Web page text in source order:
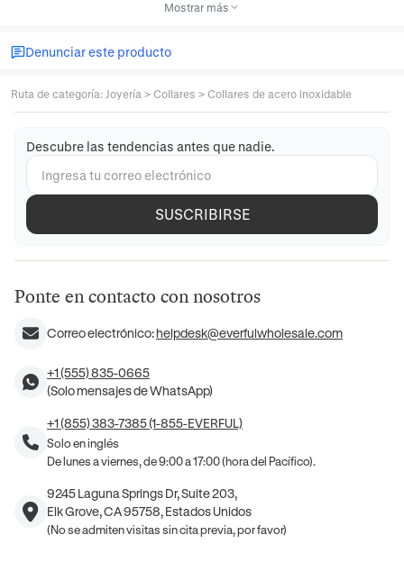
Mostrar más
Denunciar este producto
Ruta de categoría: Joyería > Collares > Collares de acero inoxidable
Descubre las tendencias antes que nadie.
SUSCRIBIRSE
Ponte en contacto con nosotros
Correo electrónico:helpdesk@everfulwholesale.com
+1 (555) 835-0665
(Solo mensajes de WhatsApp)
+1 (855) 383-7385 (1-855-EVERFUL)
Solo en inglés
De lunes a viernes, de 9:00 a 17:00 (hora del Pacífico).
9245 Laguna Springs Dr, Suite 203,
Elk Grove, CA 95758, Estados Unidos
(No se admiten visitas sin cita previa, por favor)